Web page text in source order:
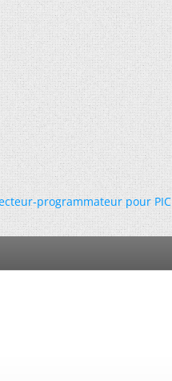
programmateur pour PIC